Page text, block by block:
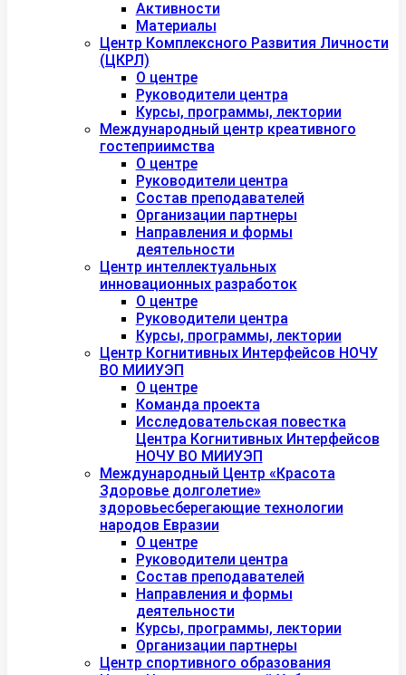
Активности
Материалы
Центр Комплексного Развития Личности
(ЦКРЛ)
О центре
Руководители центра
Курсы, программы, лектории
Международный центр креативного
гостеприимства
О центре
Руководители центра
Состав преподавателей
Организации партнеры
Направления и формы
деятельности
Центр интеллектуальных
инновационных разработок
О центре
Руководители центра
Курсы, программы, лектории
Центр Когнитивных Интерфейсов НОЧУ
ВО МИИУЭП
О центре
Команда проекта
Исследовательская повестка
Центра Когнитивных Интерфейсов
НОЧУ ВО МИИУЭП
Международный Центр «Красота
Здоровье долголетие»
здоровьесберегающие технологии
народов Евразии
О центре
Руководители центра
Состав преподавателей
Направления и формы
деятельности
Курсы, программы, лектории
Организации партнеры
Центр спортивного образования